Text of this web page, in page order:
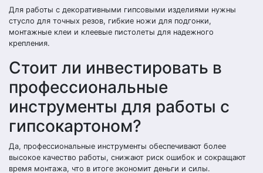
Для работы с декоративными гипсовыми изделиями нужны
стусло для точных резов, гибкие ножи для подгонки,
монтажные клеи и клеевые пистолеты для надежного
крепления.
Стоит ли инвестировать в
профессиональные
инструменты для работы с
гипсокартоном?
Да, профессиональные инструменты обеспечивают более
высокое качество работы, снижают риск ошибок и сокращают
время монтажа, что в итоге экономит деньги и силы.